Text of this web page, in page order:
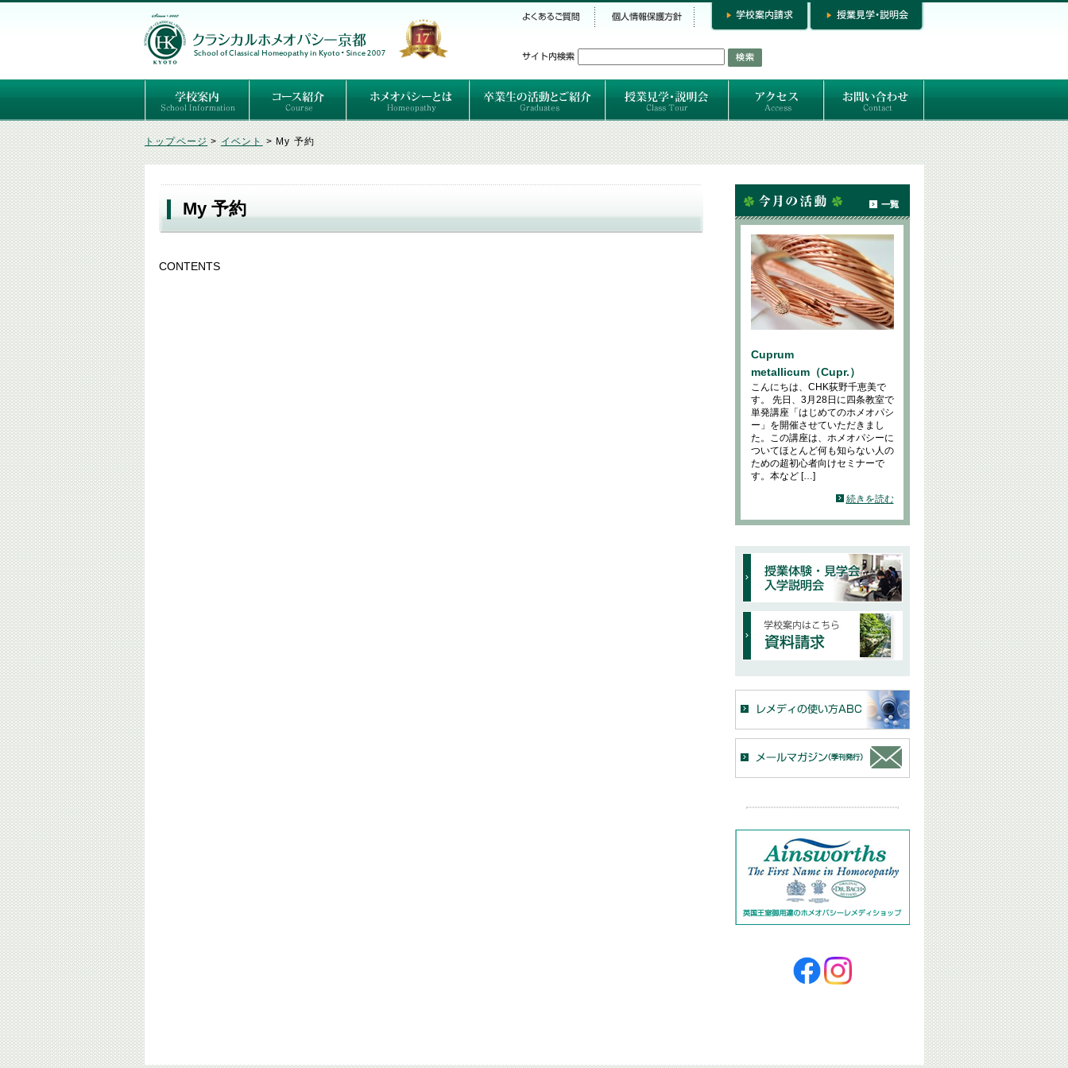
ごあいさつ
３つの基本理念
講師紹介
国際セミナー
ある日の学校生活（写真）
推薦者の声
よくあるご質問
予定表 はじめてのホメオパシー
セルフケアコース
専門コース（4年制）
専門コース（通信）
専門コース編入制度 ホメオパシーとは
クラシカルホメオパシーとは
オルガノンとは
ハーネマンの人生
ハーネマン以後のホメオパス
レメディの使い方ABC 卒業生のご紹介
卒業生の活動 お問い合わせ
専門コースお問い合わせ
専門コース入学お申し込み
個人セッション
トップページ>イベント>My 予約
My 予約
CONTENTS
Cuprum
metallicum（Cupr.）
こんにちは、CHK荻野千恵美で
す。 先日、3月28日に四条教室で
単発講座「はじめてのホメオパシ
ー」を開催させていただきまし
た。この講座は、ホメオパシーに
ついてほとんど何も知らない人の
ための超初心者向けセミナーで
す。本など […]
続きを読む